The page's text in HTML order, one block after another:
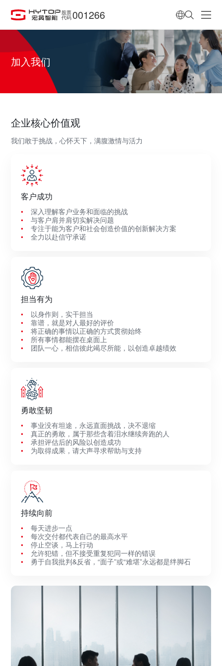
股票
代码 001266
加入我们
企业核心价值观
我们敢于挑战，心怀天下，满腹激情与活力
客户成功
深入理解客户业务和面临的挑战
与客户肩并肩切实解决问题
专注于能为客户和社会创造价值的创新解决方案
全力以赴信守承诺
担当有为
以身作则，实干担当
靠谱，就是对人最好的评价
将正确的事情以正确的方式贯彻始终
所有事情都能摆在桌面上
团队一心，相信彼此竭尽所能，以创造卓越绩效
勇敢坚韧
事业没有坦途，永远直面挑战，决不退缩
真正的勇敢，属于那些含着泪水继续奔跑的人
承担评估后的风险以创造成功
为取得成果，请大声寻求帮助与支持
持续向前
每天进步一点
每次交付都代表自己的最高水平
停止空谈，马上行动
允许犯错，但不接受重复犯同一样的错误
勇于自我批判&反省，“面子”或“难堪”永远都是绊脚石